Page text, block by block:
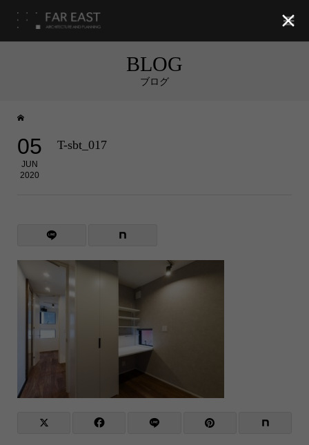
BLOG
ブログ
05
JUN
2020
T-sbt_017
